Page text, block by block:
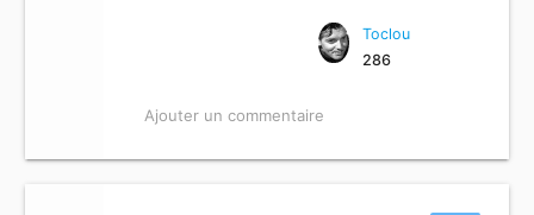
Toclou
286
Ajouter un commentaire